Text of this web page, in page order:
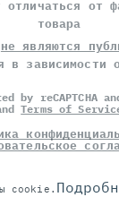
от
товара
не являются
в зависимости
reCAPTCHA
Terms of
МОЛЛ, 2014-
cookie.